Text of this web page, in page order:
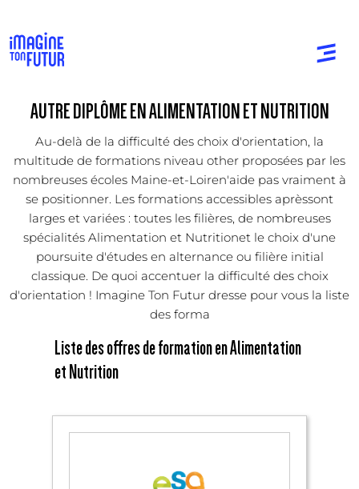
AUTRE DIPLÔME EN ALIMENTATION ET NUTRITION
Au-delà de la difficulté des choix d'orientation, la
multitude de formations niveau other proposées par les
nombreuses écoles Maine-et-Loiren'aide pas vraiment à
se positionner. Les formations accessibles aprèssont
larges et variées : toutes les filières, de nombreuses
spécialités Alimentation et Nutritionet le choix d'une
poursuite d'études en alternance ou filière initial
classique. De quoi accentuer la difficulté des choix
d'orientation ! Imagine Ton Futur dresse pour vous la liste
des forma
Liste des offres de formation en Alimentation
et Nutrition